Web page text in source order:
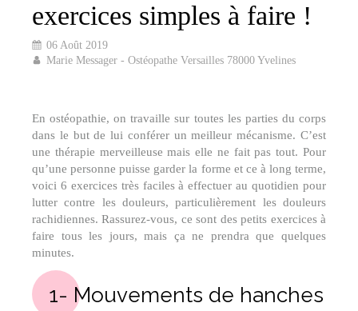
exercices simples à faire !
06 Août 2019
Marie Messager - Ostéopathe Versailles 78000 Yvelines
En ostéopathie, on travaille sur toutes les parties du corps
dans le but de lui conférer un meilleur mécanisme. C’est
une thérapie merveilleuse mais elle ne fait pas tout. Pour
qu’une personne puisse garder la forme et ce à long terme,
voici 6 exercices très faciles à effectuer au quotidien pour
lutter contre les douleurs, particulièrement les douleurs
rachidiennes. Rassurez-vous, ce sont des petits exercices à
faire tous les jours, mais ça ne prendra que quelques
minutes.
1- Mouvements de hanches